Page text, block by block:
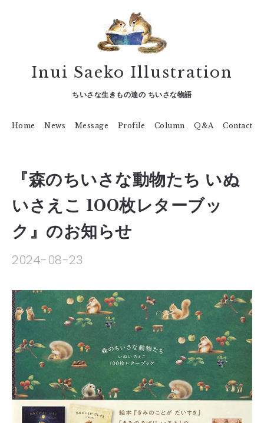
Inui Saeko Illustration
ちいさな生きもの達の ちいさな物語
Home News Message Profile Column Q&A Contact
『森のちいさな動物たち いぬ
いさえこ 100枚レターブッ
ク』のお知らせ
2024-08-23